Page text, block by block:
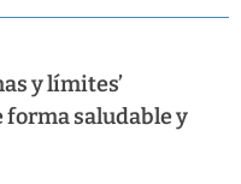
y límites’
saludable y